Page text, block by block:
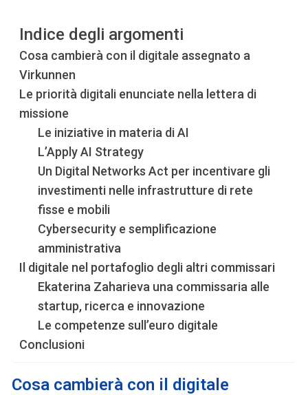
Indice degli argomenti
Cosa cambierà con il digitale assegnato a
Virkunnen
Le priorità digitali enunciate nella lettera di
missione
Le iniziative in materia di AI
L’Apply AI Strategy
Un Digital Networks Act per incentivare gli
investimenti nelle infrastrutture di rete
fisse e mobili
Cybersecurity e semplificazione
amministrativa
Il digitale nel portafoglio degli altri commissari
Ekaterina Zaharieva una commissaria alle
startup, ricerca e innovazione
Le competenze sull’euro digitale
Conclusioni
Cosa cambierà con il digitale